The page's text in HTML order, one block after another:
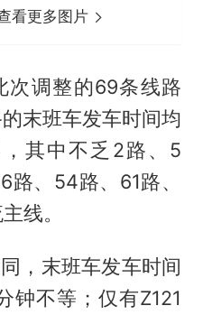
看更多图片
次调整的69条线路
末班车发车时间均
其中不乏2路、5
、54路、61路、
线。
，末班车发车时间
钟不等；仅有Z121